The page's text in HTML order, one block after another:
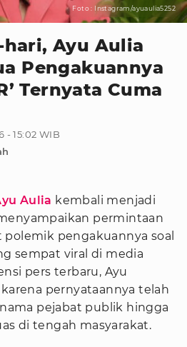
Foto : Instagram/ayuaulia5252
Ayu Aulia
Pengakuannya
Ternyata Cuma
- 15:02 WIB
Aulia kembali menjadi
permintaan
pengakuannya soal
sempat viral di media
pers terbaru, Ayu
pernyataannya telah
pejabat publik hingga
di tengah masyarakat.